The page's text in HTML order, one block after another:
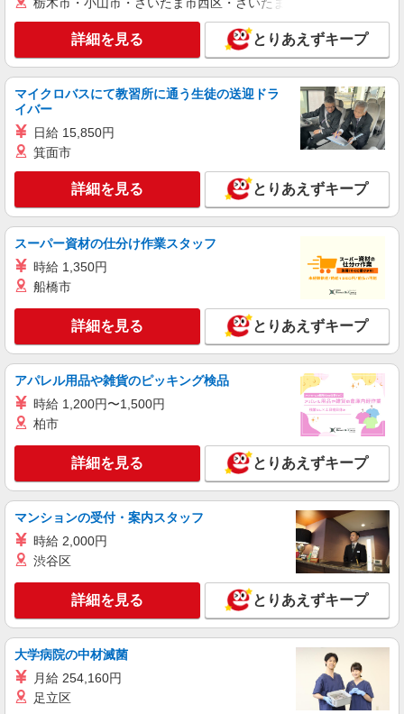
詳細を見る とりあえずキープ
マイクロバスにて教習所に通う生徒の送迎ドラ
イバー
日給 15,850円
箕面市
詳細を見る とりあえずキープ
スーパー資材の仕分け作業スタッフ
時給 1,350円
船橋市
詳細を見る とりあえずキープ
アパレル用品や雑貨のピッキング検品
時給 1,200円〜1,500円
柏市
詳細を見る とりあえずキープ
マンションの受付・案内スタッフ
時給 2,000円
渋谷区
詳細を見る とりあえずキープ
大学病院の中材滅菌
月給 254,160円
足立区